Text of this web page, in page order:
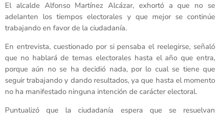
El alcalde Alfonso Martínez Alcázar, exhortó a que no se
adelanten los tiempos electorales y que mejor se continúe
trabajando en favor de la ciudadanía.
En entrevista, cuestionado por si pensaba el reelegirse, señaló
que no hablará de temas electorales hasta el año que entra,
porque aún no se ha decidió nada, por lo cual se tiene que
seguir trabajando y dando resultados, ya que hasta el momento
no ha manifestado ninguna intención de carácter electoral.
Puntualizó que la ciudadanía espera que se resuelvan